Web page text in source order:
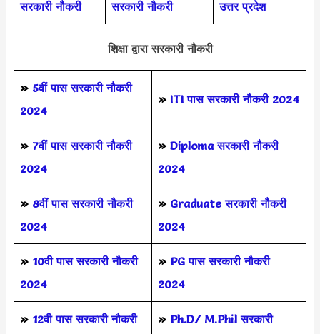
सरकारी नौकरी सरकारी नौकरी उत्तर प्रदेश
शिक्षा द्वारा सरकारी नौकरी
» 5वीं पास सरकारी नौकरी
2024
» ITI पास सरकारी नौकरी 2024
» 7वीं पास सरकारी नौकरी
2024
» Diploma सरकारी नौकरी
2024
» 8वीं पास सरकारी नौकरी
2024
» Graduate सरकारी नौकरी
2024
» 10वी पास सरकारी नौकरी
2024
» PG पास सरकारी नौकरी
2024
» 12वी पास सरकारी नौकरी
» Ph.D/ M.Phil सरकारी